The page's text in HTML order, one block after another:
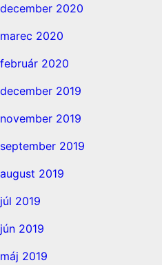
december 2020
marec 2020
február 2020
december 2019
november 2019
september 2019
august 2019
júl 2019
jún 2019
máj 2019